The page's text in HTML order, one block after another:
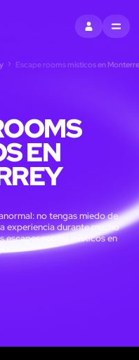
ENTRARMENU
Escape rooms místicos en
EN
no tengas miedo de
experiencia durante mucho
escapes rooms místicos en